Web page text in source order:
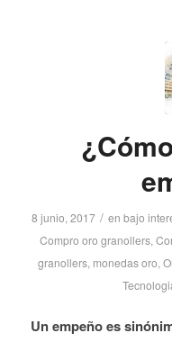
8 junio, 2017 / en bajo
Compro oro granollers,
granollers, monedas oro,
Un empeño es